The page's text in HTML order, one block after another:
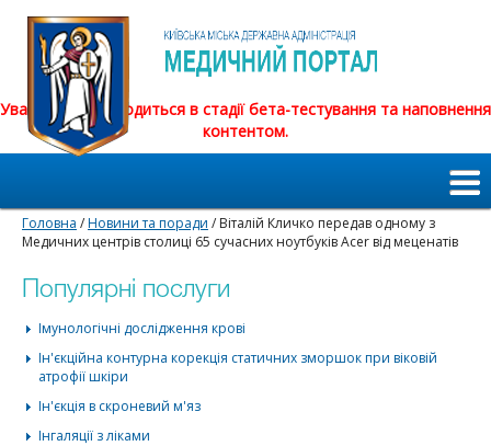
Увага! Сайт знаходиться в стадії бета-тестування та наповнення
контентом.
Головна /Новини та поради / Віталій Кличко передав одному з
Медичних центрів столиці 65 сучасних ноутбуків Acer від меценатів
Популярні послуги
Імунологічні дослідження крові
Ін'єкційна контурна корекція статичних зморшок при віковій
атрофії шкіри
Ін'єкція в скроневий м'яз
Інгаляції з ліками